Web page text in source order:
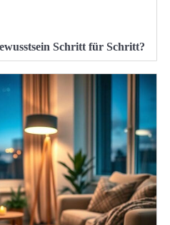
Schritt für Schritt?